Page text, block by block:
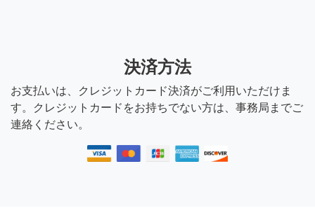
決済方法
お支払いは、クレジットカード決済がご利用いただけま
す。クレジットカードをお持ちでない方は、事務局までご
連絡ください。